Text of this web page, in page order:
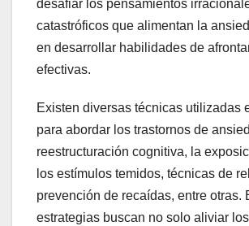
desafiar los pensamientos
catastróficos que alimentan la
en desarrollar habilidades de
efectivas.
Existen diversas técnicas utilizadas
para abordar los trastornos de
reestructuración cognitiva, la
los estímulos temidos, técnicas de
prevención de recaídas, entre otras.
estrategias buscan no solo aliviar